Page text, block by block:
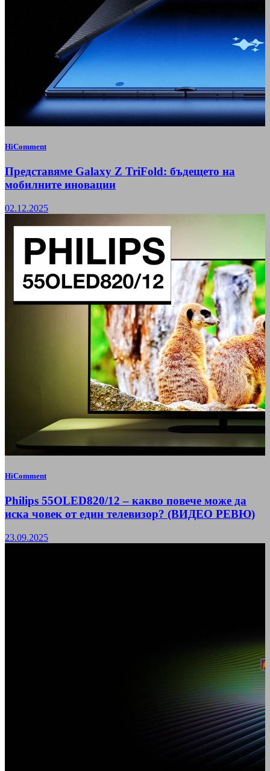
HiComment
Представяме Galaxy Z TriFold: бъдещето на
мобилните иновации
02.12.2025
HiComment
Philips 55OLED820/12 – какво повече може да
иска човек от един телевизор? (ВИДЕО РЕВЮ)
23.09.2025